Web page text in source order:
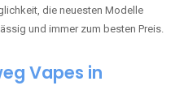
die neuesten Modelle
und immer zum besten Preis.
Vapes in